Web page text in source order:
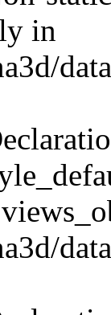
in